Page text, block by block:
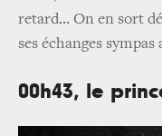
retard... On en sort
ses échanges sympas
00h43, le